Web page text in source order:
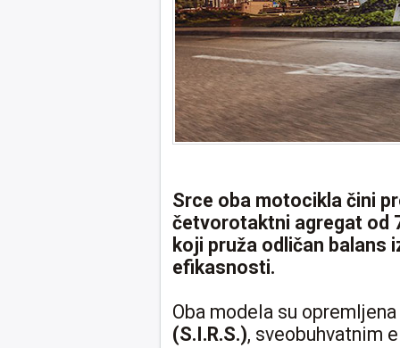
Srce oba motocikla čini
četvorotaktni agregat od
koji pruža odličan balans
efikasnosti.
Oba modela su opremljena
(S.I.R.S.), sveobuhvatnim